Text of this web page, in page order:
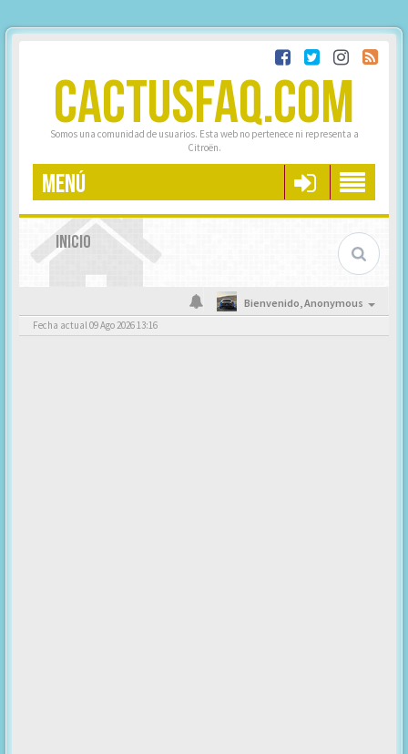
CACTUSFAQ.COM
Somos una comunidad de usuarios. Esta web no pertenece ni representa a
Citroën.
MENÚ
INICIO
Bienvenido,Anonymous
Fecha actual 09 Ago 2026 13:16